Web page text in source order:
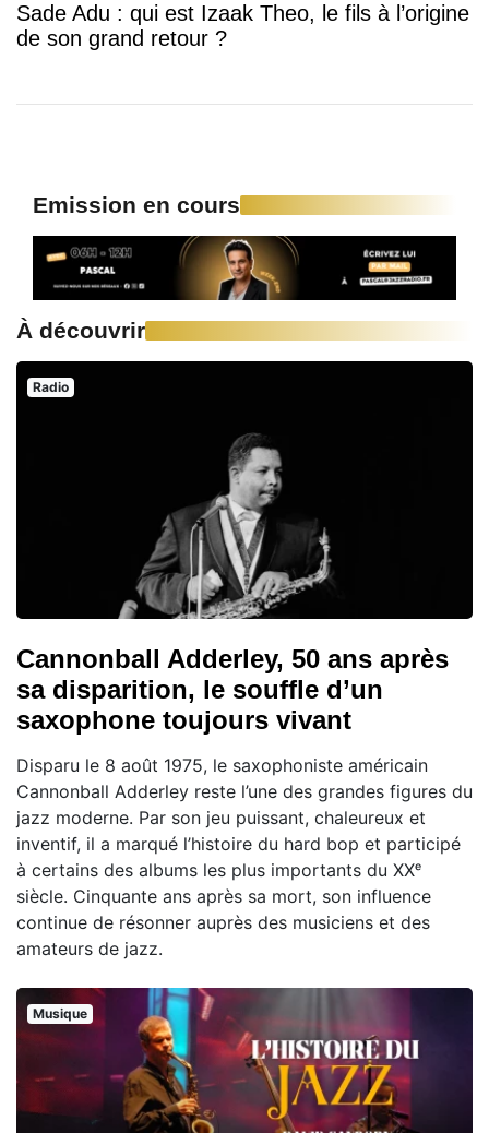
Sade Adu : qui est Izaak Theo, le fils à l’origine
de son grand retour ?
Emission en cours
À découvrir
Radio
Cannonball Adderley, 50 ans après
sa disparition, le souffle d’un
saxophone toujours vivant
Disparu le 8 août 1975, le saxophoniste américain
Cannonball Adderley reste l’une des grandes figures du
jazz moderne. Par son jeu puissant, chaleureux et
inventif, il a marqué l’histoire du hard bop et participé
à certains des albums les plus importants du XXᵉ
siècle. Cinquante ans après sa mort, son influence
continue de résonner auprès des musiciens et des
amateurs de jazz.
Musique